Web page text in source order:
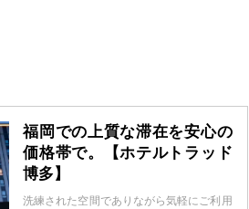
福岡での上質な滞在を安心の
価格帯で。【ホテルトラッド
博多】
洗練された空間でありながら気軽にご利用